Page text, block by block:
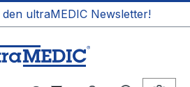
ultraMEDIC Newsletter!